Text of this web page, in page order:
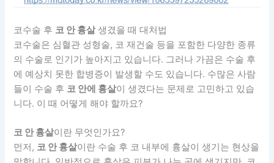
코수술 후 코 안 흉살생겼을 때 대처법
코수술은 심혈관 성형술, 코 재건술 등을 포함한 다양한 종류
의 수술로 인기가 높아지고 있습니다. 그러나 가끔은 수술 후
에 예상치 못한 합병증이 발생할 수도 있습니다. 수많은 사람
들이 수술 후 코 안에 흉살이 생겼다는 문제로 고민하고 있습
니다. 이 때 어떻게 해야 할까요?
코 안 흉살이란 무엇인가요?
먼저, 코 안 흉살이란 수술 후 코 내부에 흉살이 생기는 현상을